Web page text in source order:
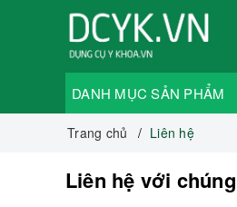
DANH MỤC SẢN PHẨM
Trang chủ Liên hệ
Liên hệ với